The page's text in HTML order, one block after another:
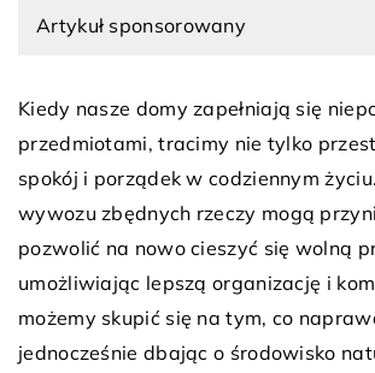
Artykuł sponsorowany
Kiedy nasze domy zapełniają się
przedmiotami, tracimy nie tylko
spokój i porządek w codziennym
wywozu zbędnych rzeczy mogą
pozwolić na nowo cieszyć się wolną
umożliwiając lepszą organizację i
możemy skupić się na tym, co
jednocześnie dbając o środowisko